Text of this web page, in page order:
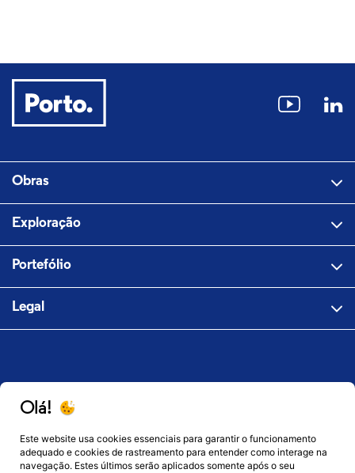
Obras
Exploração
Portefólio
Legal
Olá!
Este website usa cookies essenciais para garantir o funcionamento
adequado e cookies de rastreamento para entender como interage na
navegação. Estes últimos serão aplicados somente após o seu